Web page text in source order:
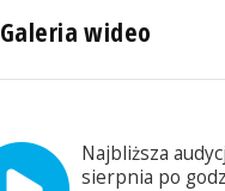
Galeria wideo
Najbliższa
sierpnia po